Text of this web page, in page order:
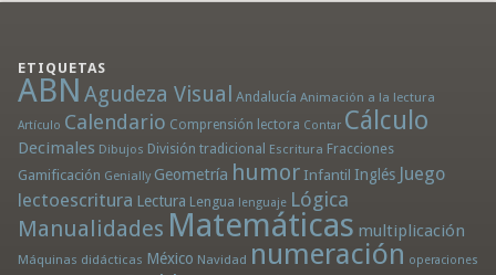
ETIQUETAS
ABN Agudeza Visual Andalucía Animación a la lectura
Artículo Calendario Comprensión lectora Contar Cálculo
Decimales Dibujos División tradicional Escritura Fracciones
Gamificación Genially Geometría humor Infantil Inglés Juego
lectoescritura Lectura Lengua lenguaje Lógica
Manualidades Matemáticas multiplicación
Máquinas didácticas México Navidad numeración operaciones